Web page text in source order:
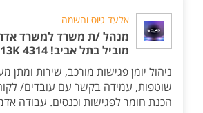
אלעד גיוס והשמה
מנהל /ת משרד למשרד
מוביל בתל אביב! 4314 12K-13K
ניהול יומן פגישות מורכב, שירות ומתן
שוטפות, עמידה בקשר עם עובדים/
הכנת חומר לפגישות וכנסים. עבודה